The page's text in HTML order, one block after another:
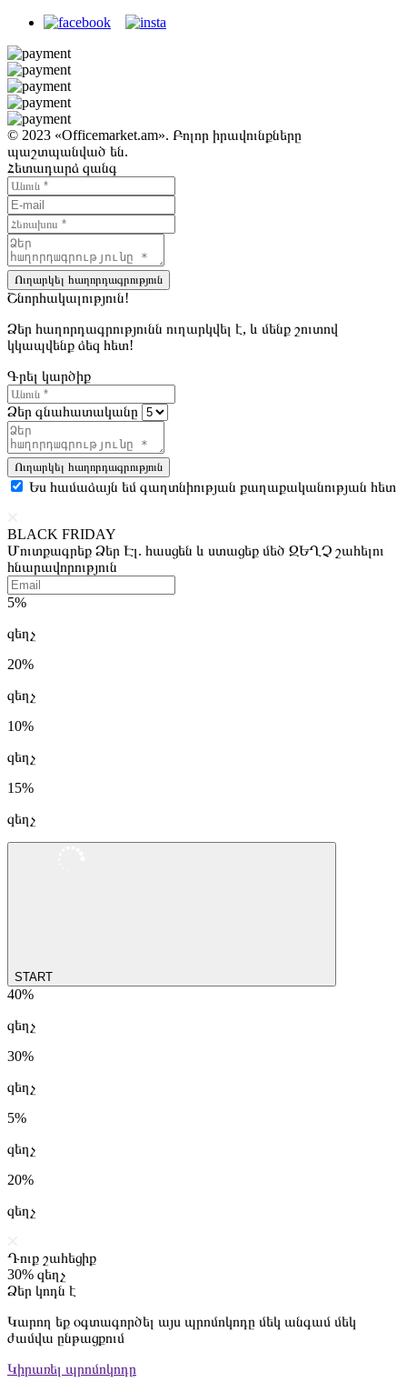
© 2023 «Officemarket.am». Բոլոր իրավունքները
պաշտպանված են.
Հետադարձ զանգ
Ուղարկել հաղորդագրություն
Շնորհակալություն!
Ձեր հաղորդագրությունն ուղարկվել է, և մենք շուտով
կկապվենք ձեզ հետ!
Գրել կարծիք
Ձեր գնահատականը
Ուղարկել հաղորդագրություն
Ես համաձայն եմ գաղտնիության քաղաքականության հետ
BLACK FRIDAY
Մուտքագրեք Ձեր Էլ. հասցեն և ստացեք մեծ ԶԵՂՉ շահելու
հնարավորություն
5%
զեղչ
20%
զեղչ
10%
զեղչ
15%
զեղչ
START
40%
զեղչ
30%
զեղչ
5%
զեղչ
20%
զեղչ
Դուք շահեցիք
30% զեղչ
Ձեր կոդն է
Կարող եք օգտագործել այս պրոմոկոդը մեկ անգամ մեկ
ժամվա ընթացքում
Կիրառել պրոմոկոդը